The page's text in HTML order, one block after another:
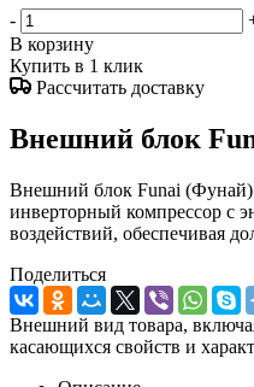
-
В корзину
Купить в 1 клик
Рассчитать доставку
Внешний блок
Внешний блок Funai (Фунай)
инверторный компрессор с
воздействий, обеспечивая
Поделиться
Внешний вид товара,
касающихся свойств и